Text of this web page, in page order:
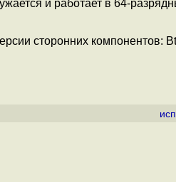
и работает в 64-
сторонних компонентов: